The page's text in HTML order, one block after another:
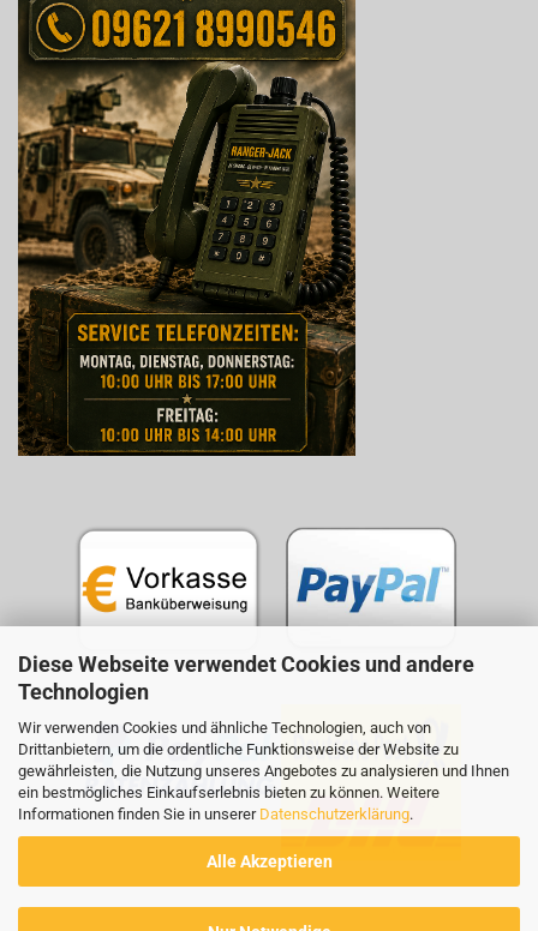
Diese Webseite verwendet Cookies und andere
Technologien
Wir verwenden Cookies und ähnliche Technologien, auch von
Drittanbietern, um die ordentliche Funktionsweise der Website zu
gewährleisten, die Nutzung unseres Angebotes zu analysieren und Ihnen
ein bestmögliches Einkaufserlebnis bieten zu können. Weitere
Informationen finden Sie in unserer Datenschutzerklärung.
Alle Akzeptieren